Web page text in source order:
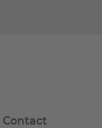
Contact